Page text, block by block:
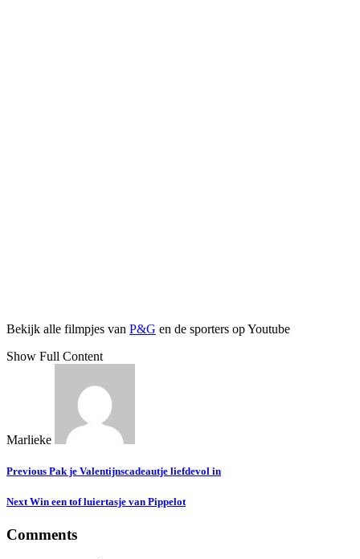
Bekijk alle filmpjes van P&G en de sporters op Youtube
Show Full Content
Marlieke
Previous Pak je Valentijnscadeautje liefdevol in
Next Win een tof luiertasje van Pippelot
Comments